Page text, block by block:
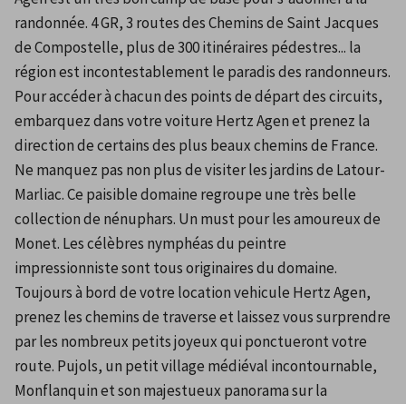
randonnée. 4 GR, 3 routes des Chemins de Saint Jacques
de Compostelle, plus de 300 itinéraires pédestres... la
région est incontestablement le paradis des randonneurs.
Pour accéder à chacun des points de départ des circuits,
embarquez dans votre voiture Hertz Agen et prenez la
direction de certains des plus beaux chemins de France.
Ne manquez pas non plus de visiter les jardins de Latour-
Marliac. Ce paisible domaine regroupe une très belle
collection de nénuphars. Un must pour les amoureux de
Monet. Les célèbres nymphéas du peintre
impressionniste sont tous originaires du domaine.
Toujours à bord de votre location vehicule Hertz Agen,
prenez les chemins de traverse et laissez vous surprendre
par les nombreux petits joyeux qui ponctueront votre
route. Pujols, un petit village médiéval incontournable,
Monflanquin et son majestueux panorama sur la